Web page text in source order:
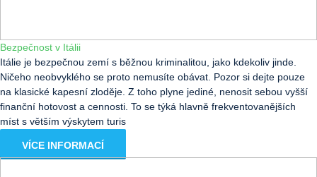
Bezpečnost v Itálii
Itálie je bezpečnou zemí s běžnou kriminalitou, jako kdekoliv jinde.
Ničeho neobvyklého se proto nemusíte obávat. Pozor si dejte pouze
na klasické kapesní zloděje. Z toho plyne jediné, nenosit sebou vyšší
finanční hotovost a cennosti. To se týká hlavně frekventovanějších
míst s větším výskytem turis
VÍCE INFORMACÍ